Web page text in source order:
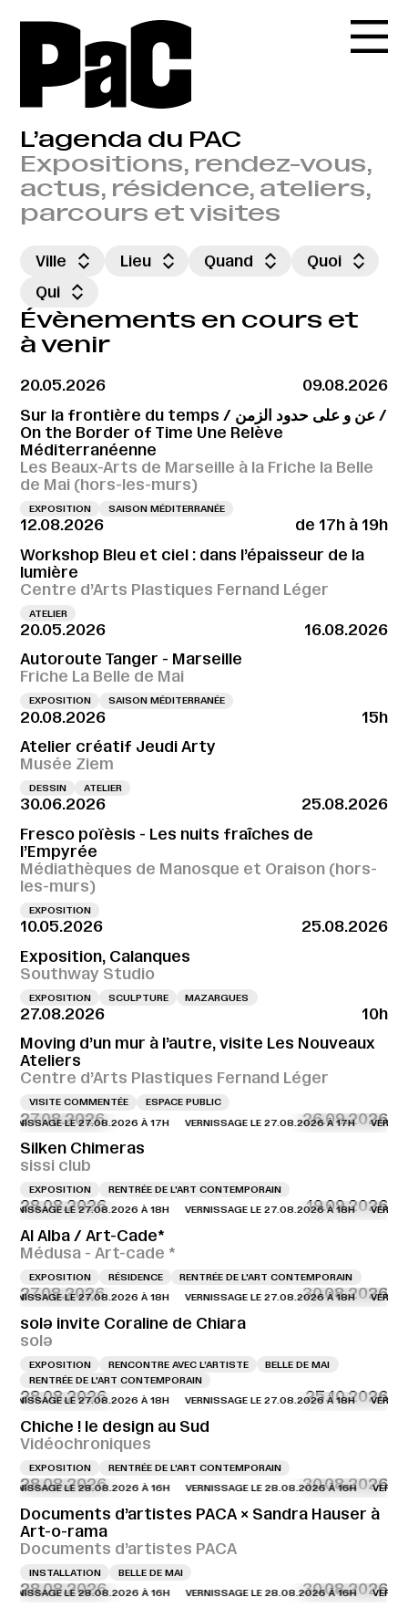
L’agenda du PAC
Expositions, rendez-vous,
actus, résidence, ateliers,
parcours et visites
Ville Lieu Quand
Quoi
Qui
Évènements en cours et
à venir
20.05.2026
09.08.2026
Sur la frontière du temps / عن و على حدود الزمن /
On the Border of Time Une Relève
Méditerranéenne
Les Beaux-Arts de Marseille à la Friche la Belle
de Mai (hors-les-murs)
EXPOSITION SAISON MÉDITERRANÉE
12.08.2026
de 17h à 19h
Workshop Bleu et ciel : dans l’épaisseur de la
lumière
Centre d’Arts Plastiques Fernand Léger
ATELIER
20.05.2026
16.08.2026
Autoroute Tanger - Marseille
Friche La Belle de Mai
EXPOSITION SAISON MÉDITERRANÉE
20.08.2026
15h
Atelier créatif Jeudi Arty
Musée Ziem
DESSIN ATELIER
30.06.2026
25.08.2026
Fresco poïèsis - Les nuits fraîches de
l’Empyrée
Médiathèques de Manosque et Oraison (hors-
les-murs)
EXPOSITION
10.05.2026
25.08.2026
Exposition, Calanques
Southway Studio
EXPOSITION SCULPTURE MAZARGUES
27.08.2026
10h
Moving d’un mur à l’autre, visite Les Nouveaux
Ateliers
Centre d’Arts Plastiques Fernand Léger
VISITE COMMENTÉE ESPACE PUBLIC
27.08.2026 26.09.2026
LE 27.08.2026 À 17H VERNISSAGE LE 27.08.2026 À 17H
Silken Chimeras
sissi club
EXPOSITION RENTRÉE DE L'ART CONTEMPORAIN
28.08.2026 19.09.2026
LE 27.08.2026 À 18H VERNISSAGE LE 27.08.2026 À 18H
Al Alba / Art-Cade*
Médusa - Art-cade *
EXPOSITION RÉSIDENCE RENTRÉE DE L'ART CONTEMPORAIN
27.08.2026 30.08.2026
LE 27.08.2026 À 18H VERNISSAGE LE 27.08.2026 À 18H
solə invite Coraline de Chiara
solə
EXPOSITION RENCONTRE AVEC L’ARTISTE
BELLE DE MAI
RENTRÉE DE L'ART CONTEMPORAIN
28.08.2026 25.10.2026
LE 27.08.2026 À 18H VERNISSAGE LE 27.08.2026 À 18H
Chiche ! le design au Sud
Vidéochroniques
EXPOSITION RENTRÉE DE L'ART CONTEMPORAIN
28.08.2026 30.08.2026
LE 28.08.2026 À 16H VERNISSAGE LE 28.08.2026 À 16H
Documents d’artistes PACA × Sandra Hauser à
Art-o-rama
Documents d’artistes PACA
INSTALLATION BELLE DE MAI
28.08.2026 30.08.2026
LE 28.08.2026 À 16H VERNISSAGE LE 28.08.2026 À 16H